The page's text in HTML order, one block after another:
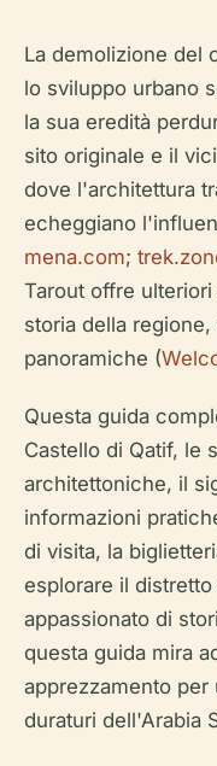
La demolizione del
lo sviluppo urbano
la sua eredità
sito originale e il
dove l'architettura
echeggiano
mena.com;
Tarout offre
storia della
panoramiche (
Questa guida
Castello di Qatif, le
architettoniche, il
informazioni
di visita, la
esplorare il
appassionato di
questa guida mira
apprezzamento
duraturi dell'Arabia